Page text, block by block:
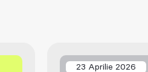
23 Aprilie 2026